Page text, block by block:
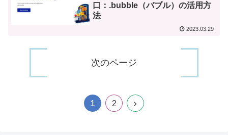
口：.bubble（バブル）の活用方
法
2023.03.29
次のページ
1 2